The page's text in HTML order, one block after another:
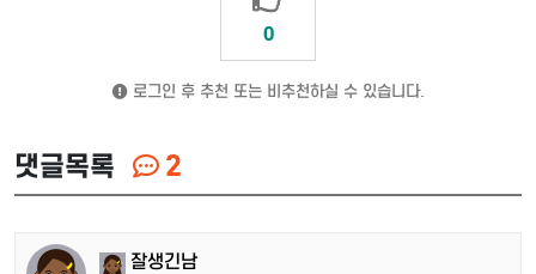
0
로그인 후 추천 또는 비추천하실 수 있습니다.
댓글목록 2
잘생긴남